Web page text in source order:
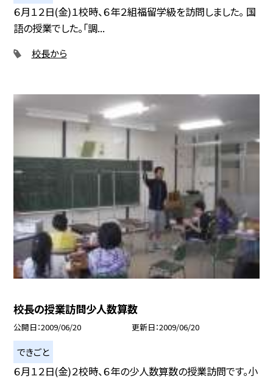
６月１２日(金)１校時、６年２組福留学級を訪問しました。 国
語の授業でした。「調...
校長から
校長の授業訪問少人数算数
公開日 2009/06/20 更新日 2009/06/20
できごと
６月１２日(金)２校時、６年の少人数算数の授業訪問です。小